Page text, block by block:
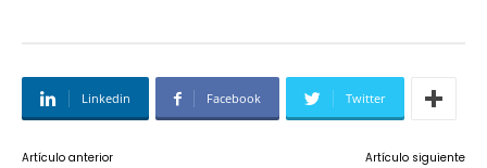
Linkedin Facebook Twitter
Artículo anterior Artículo siguiente